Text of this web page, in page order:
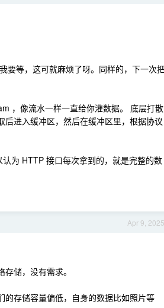
要等，这可就麻烦了呀。同样的，下一次
，像流水一样一直给你灌数据。 底层打散
进入缓冲区，然后在缓冲区里，根据协议
为 HTTP 接口每次拿到的，就是完整的数
Apr 9, 2025
储，没有需求。
存储容量偏低，自身的数据比如照片等